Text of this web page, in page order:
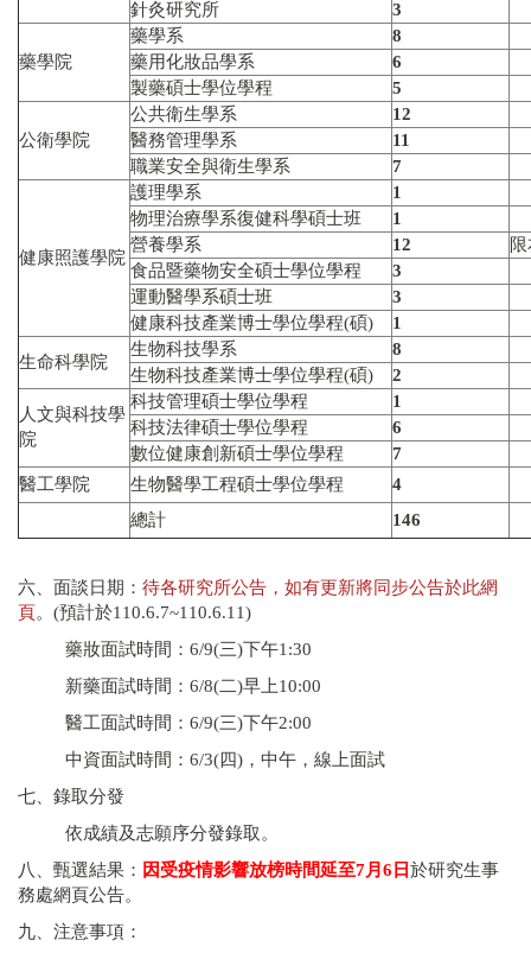
針灸研究所
3
藥學院
藥學系
8
藥用化妝品學系
6
製藥碩士學位學程
5
公衛學院
公共衛生學系
12
醫務管理學系
11
職業安全與衛生學系
7
健康照護學院
護理學系
1
物理治療學系復健科學碩士班
1
營養學系
12
食品暨藥物安全碩士學位學程
3
運動醫學系碩士班
3
健康科技產業博士學位學程(碩)
1
生命科學院
生物科技學系
8
生物科技產業博士學位學程(碩)
2
人文與科技學
院
科技管理碩士學位學程
1
科技法律碩士學位學程
6
數位健康創新碩士學位學程
7
醫工學院
生物醫學工程碩士學位學程
4
總計
146
六、面談日期： 待各研究所公告，如有更新將同步公告於此網
頁。(預計於110.6.7~110.6.11)
藥妝面試時間：6/9(三)下午1:30
新藥面試時間：6/8(二)早上10:00
醫工面試時間：6/9(三)下午2:00
中資面試時間：6/3(四)，中午，線上面試
七、錄取分發
依成績及志願序分發錄取。
八、甄選結果： 因受疫情影響放榜時間延至7月6日於研究生事
務處網頁公告。
九、注意事項：